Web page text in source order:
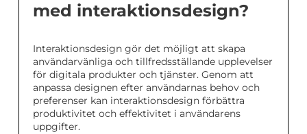
med interaktionsdesign?
Interaktionsdesign gör det möjligt att skapa
användarvänliga och tillfredsställande upplevelser
för digitala produkter och tjänster. Genom att
anpassa designen efter användarnas behov och
preferenser kan interaktionsdesign förbättra
produktivitet och effektivitet i användarens
uppgifter.